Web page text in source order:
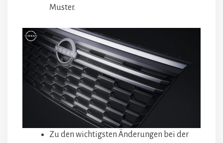
Muster.
Zu den wichtigsten Änderungen bei der